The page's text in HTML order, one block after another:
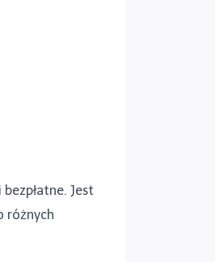
Jest
różnych